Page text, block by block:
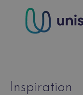
Inspiration